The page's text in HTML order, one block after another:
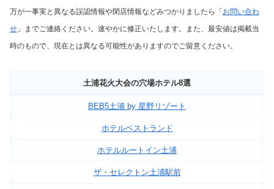
万が一事実と異なる誤認情報や閉店情報などみつかりましたら「 お問い合わ
せ 」までご連絡ください。速やかに修正いたします。
また、最安値は掲載当
時のもので、現在とは異なる可能性がありますのでご留意ください。
土浦花火大会の穴場ホテル8選
BEB5土浦 by 星野リゾート
ホテルベストランド
ホテルルートイン土浦
ザ・セレクトン土浦駅前